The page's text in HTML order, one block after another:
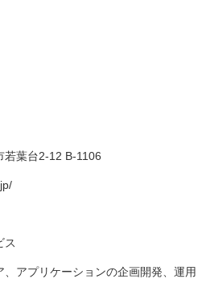
若葉台2-12 B-1106
ス
、アプリケーションの企画開発、運用